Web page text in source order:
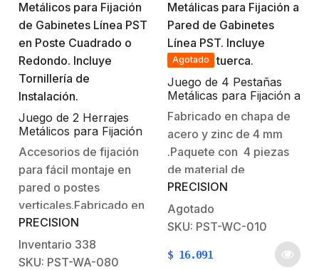
450mm)Profundidad de
trabajo275 mmRieles10-
32 (tuerca
enjaulada)Capacidad de
ventiladoresEnvíoSin
ensamblar
450mm)Profundidad de
trabajo275 mmRieles10-
32 (tuerca
enjaulada)Capacidad de
ventiladoresEnvíoSin
armar
Juego de 2 Herrajes
Metálicos para Fijación
de Gabinetes Línea PST
en Poste Cuadrado o
Redondo. Incluye
Tornillería de
Instalación.
Accesorios de fijación
para fácil montaje en
pared o postes
verticales.Fabricado en
chapa de acero
galvanizado.Incluye: 2
herrajes de sujeción,
PRECISION
Inventario 338
SKU: PST-WA-080
Agotado
Juego de 4 Pestañas
Metálicas para Fijación a
Pared de Gabinetes
Línea PST. Incluye
tornillo y tuerca.
Fabricado en chapa de
acero y zinc de 4 mm
.Paquete con 4 piezas
de material de
fijación.Incluye tornillo y
tuerca para sujeción a
gabinete.Para montaje
en pared.**El tipo de
fijación dependerá del
PRECISION
Agotado
SKU: PST-WC-010
$ 16.091